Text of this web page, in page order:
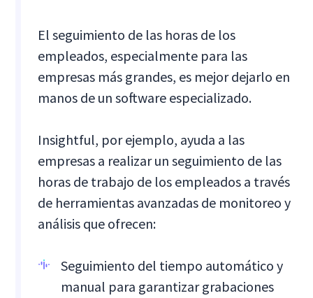
El seguimiento de las horas de los
empleados, especialmente para las
empresas más grandes, es mejor dejarlo en
manos de un software especializado.
Insightful, por ejemplo, ayuda a las
empresas a realizar un seguimiento de las
horas de trabajo de los empleados a través
de herramientas avanzadas de monitoreo y
análisis que ofrecen:
Seguimiento del tiempo automático y
manual para garantizar grabaciones